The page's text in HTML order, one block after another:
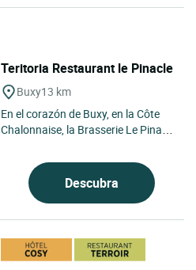
Teritoria Restaurant le Pinacle
Buxy13 km
En el corazón de Buxy, en la Côte
Chalonnaise, la Brasserie Le Pinacle
L'Empreinte) reinterpreta...
Descubra